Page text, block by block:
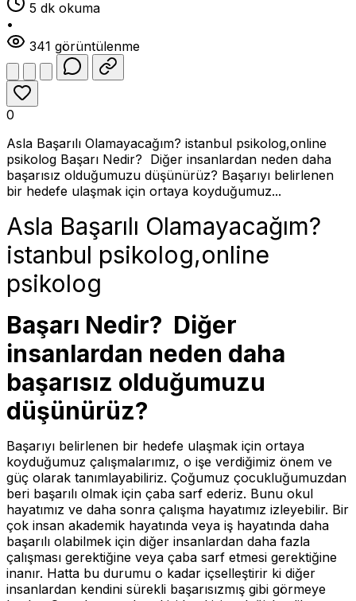
5 dk okuma
•
341 görüntülenme
0
Asla Başarılı Olamayacağım? istanbul psikolog,online
psikolog Başarı Nedir? Diğer insanlardan neden daha
başarısız olduğumuzu düşünürüz? Başarıyı belirlenen
bir hedefe ulaşmak için ortaya koyduğumuz...
Asla Başarılı Olamayacağım?
istanbul psikolog,online
psikolog
Başarı Nedir? Diğer
insanlardan neden daha
başarısız olduğumuzu
düşünürüz?
Başarıyı belirlenen bir hedefe ulaşmak için ortaya
koyduğumuz çalışmalarımız, o işe verdiğimiz önem ve
güç olarak tanımlayabiliriz. Çoğumuz çocukluğumuzdan
beri başarılı olmak için çaba sarf ederiz. Bunu okul
hayatımız ve daha sonra çalışma hayatımız izleyebilir. Bir
çok insan akademik hayatında veya iş hayatında daha
başarılı olabilmek için diğer insanlardan daha fazla
çalışması gerektiğine veya çaba sarf etmesi gerektiğine
inanır. Hatta bu durumu o kadar içselleştirir ki diğer
insanlardan kendini sürekli başarısızmış gibi görmeye